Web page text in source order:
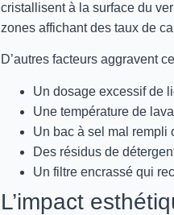
cristallisent à la surface du
zones affichant des taux de
D’autres facteurs aggravent
Un dosage excessif de
Une température de
Un bac à sel mal rempli
Des résidus de
Un filtre encrassé qui
L’impact